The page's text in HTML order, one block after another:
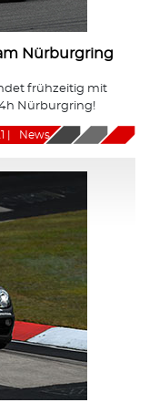
Nürburgring
frühzeitig mit
Nürburgring!
News